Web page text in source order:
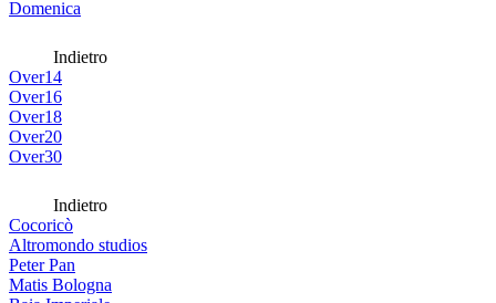
Domenica
Indietro
Over14
Over16
Over18
Over20
Over30
Indietro
Cocoricò
Altromondo studios
Peter Pan
Matis Bologna